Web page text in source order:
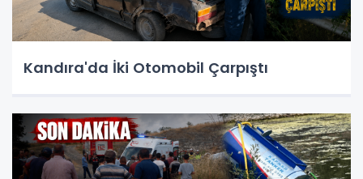
Kandıra'da İki Otomobil Çarpıştı